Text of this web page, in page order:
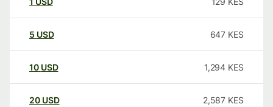
5 USD 647 KES
10 USD 1,294 KES
20 USD 2,587 KES